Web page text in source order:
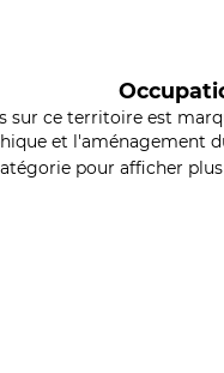
sur ce territoire est
et l'aménagement
pour afficher